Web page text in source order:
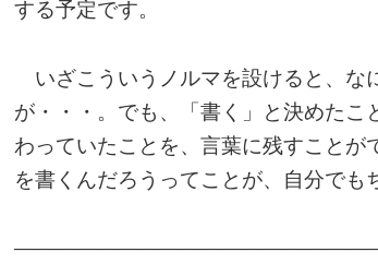
する予定です。
いざこういうノルマを設けると、な
が・・・。でも、「書く」と決めた
わっていたことを、言葉に残すこと
を書くんだろうってことが、自分でも